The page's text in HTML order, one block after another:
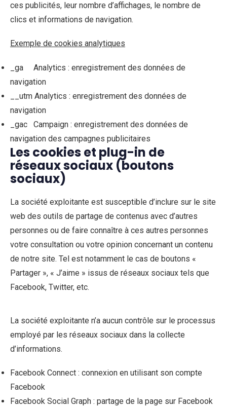
ces publicités, leur nombre d’affichages, le nombre de
clics et informations de navigation.
Exemple de cookies analytiques
_ga Analytics : enregistrement des données de
navigation
__utm Analytics : enregistrement des données de
navigation
_gac Campaign : enregistrement des données de
navigation des campagnes publicitaires
Les cookies et plug-in de
réseaux sociaux (boutons
sociaux)
La société exploitante est susceptible d’inclure sur le site
web des outils de partage de contenus avec d’autres
personnes ou de faire connaître à ces autres personnes
votre consultation ou votre opinion concernant un contenu
de notre site. Tel est notamment le cas de boutons «
Partager », « J’aime » issus de réseaux sociaux tels que
Facebook, Twitter, etc.
La société exploitante n’a aucun contrôle sur le processus
employé par les réseaux sociaux dans la collecte
d’informations.
Facebook Connect : connexion en utilisant son compte
Facebook
Facebook Social Graph : partage de la page sur Facebook